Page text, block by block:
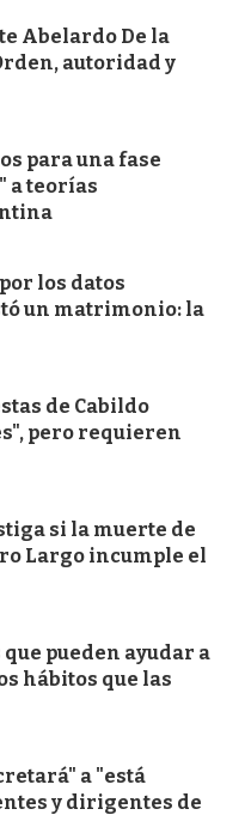
Abelardo De la
autoridad y
para una fase
a teorías
los datos
un matrimonio: la
de Cabildo
pero requieren
si la muerte de
Largo incumple el
pueden ayudar a
hábitos que las
a "está
y dirigentes de